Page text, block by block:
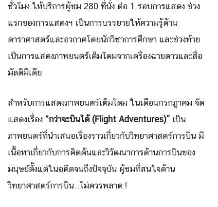
Search
for:
Search
ชั่วโมง ให้บริการผู้ชม 280 ที่นั่ง ต่อ 1 รอบการแสดง ช่วง
แรกของการแสดงฯ เป็นการบรรยายให้ความรู้ด้าน
ดาราศาสตร์และอวกาศโดยนักวิชาการศึกษา และช่วงท้าย
เป็นการแสดงภาพยนตร์เต็มโดมจากเครื่องฉายดาวและสื่อ
มัลติมีเดีย
สำหรับการแสดงภาพยนตร์เต็มโดม ในเดือนกรกฎาคม จัด
แสดงเรื่อง “กว่าจะบินได้ (Flight Adventures)” เป็น
ภาพยนตร์ที่นำเสนอเรื่องราวเกี่ยวกับวิทยาศาสตร์การบิน มี
เนื้อหาเกี่ยวกับการคิดค้นและวิวัฒนาการด้านการบินของ
มนุษย์ตั้งแต่ในอดีตจนถึงปัจจุบัน ผู้ชมที่สนใจด้าน
วิทยาศาสตร์การบิน…ไม่ควรพลาด !